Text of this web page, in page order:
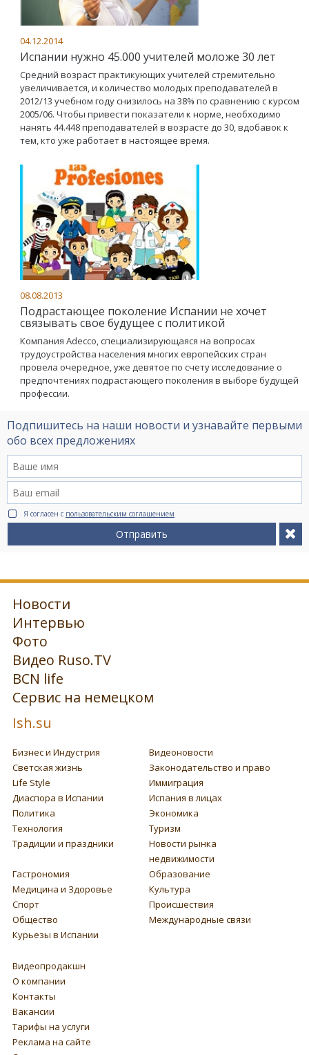
04.12.2014
Испании нужно 45.000 учителей моложе 30 лет
Средний возраст практикующих учителей стремительно
увеличивается, и количество молодых преподавателей в
2012/13 учебном году снизилось на 38% по сравнению с курсом
2005/06. Чтобы привести показатели к норме, необходимо
нанять 44.448 преподавателей в возрасте до 30, вдобавок к
тем, кто уже работает в настоящее время.
08.08.2013
Подрастающее поколение Испании не хочет
связывать свое будущее с политикой
Компания Adeccо, специализирующаяся на вопросах
трудоустройства населения многих европейских стран
провела очередное, уже девятое по счету исследование о
предпочтениях подрастающего поколения в выборе будущей
профессии.
Подпишитесь на наши новости и узнавайте первыми
обо всех предложениях
Я согласен с пользовательским соглашением
Отправить
Новости
Интервью
Фото
Видео Ruso.TV
BCN life
Сервис на немецком
Ish.su
Бизнес и Индустрия
Видеоновости
Светская жизнь
Законодательство и право
Life Style
Иммиграция
Диаспора в Испании
Испания в лицах
Политика
Экономика
Технология
Туризм
Традиции и праздники
Новости рынка
недвижимости
Гастрономия
Образование
Медицина и Здоровье
Культура
Спорт
Происшествия
Общество
Международные связи
Курьезы в Испании
Видеопродакшн
О компании
Контакты
Вакансии
Тарифы на услуги
Реклама на сайте